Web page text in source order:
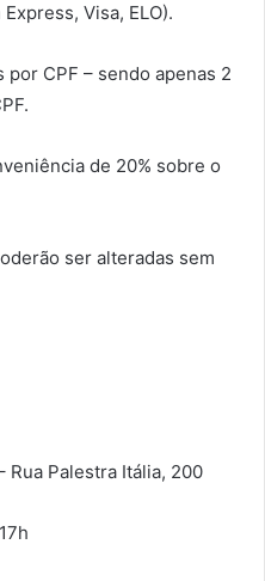
Visa, ELO).
CPF – sendo apenas 2
de 20% sobre o
ser alteradas sem
Rua Palestra Itália, 200